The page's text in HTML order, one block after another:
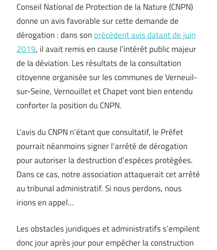
Conseil National de Protection de la Nature (CNPN)
donne un avis favorable sur cette demande de
dérogation : dans son précédent avis datant de juin
2019, il avait remis en cause l’intérêt public majeur
de la déviation. Les résultats de la consultation
citoyenne organisée sur les communes de Verneuil-
sur-Seine, Vernouillet et Chapet vont bien entendu
conforter la position du CNPN.
L’avis du CNPN n’étant que consultatif, le Préfet
pourrait néanmoins signer l’arrêté de dérogation
pour autoriser la destruction d’espèces protégées.
Dans ce cas, notre association attaquerait cet arrêté
au tribunal administratif. Si nous perdons, nous
irions en appel…
Les obstacles juridiques et administratifs s’empilent
donc jour après jour pour empêcher la construction